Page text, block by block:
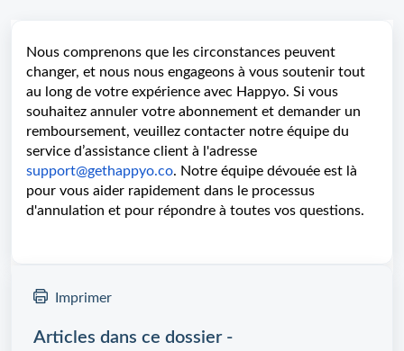
Nous comprenons que les circonstances peuvent
changer, et nous nous engageons à vous soutenir tout
au long de votre expérience avec Happyo. Si vous
souhaitez annuler votre abonnement et demander un
remboursement, veuillez contacter notre équipe du
service d’assistance client à l'adresse
support@gethappyo.co. Notre équipe dévouée est là
pour vous aider rapidement dans le processus
d'annulation et pour répondre à toutes vos questions.
Imprimer
Articles dans ce dossier -